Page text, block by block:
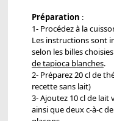
Préparation :
1- Procédez à la
Les instructions sont
selon les billes
de tapioca blanches.
2- Préparez 20 cl de
recette sans lait)
3- Ajoutez 10 cl de
ainsi que deux c-à-c